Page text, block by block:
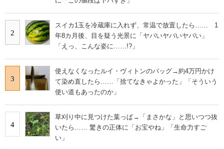
2
スイカ1玉を冷蔵庫に入れず、常温で放置したら…… 1
年8カ月後、目を疑う光景に「ヤバいヤバいヤバい」
「えっ、こんな姿に……!?」
3
使えなくなったルイ・ヴィトンのバッグ→約4万円かけ
て染め直したら……「捨てなきゃよかった」「そういう
使い道もあったのか」
4
草刈り中に見つけた葉っぱ→「まさかな」と思いつつ抜
いたら…… 驚きの正体に「お宝やね」「生命力すご
い」